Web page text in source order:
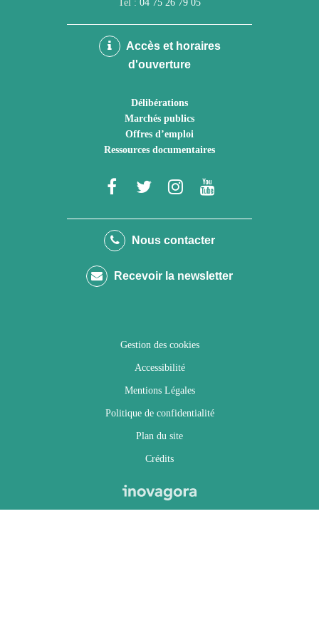
Tel : 04 75 26 79 05
Accès et horaires
d'ouverture
Délibérations
Marchés publics
Offres d’emploi
Ressources documentaires
Lien
le
Facebook
Lien
le
Twitter
Lien
le
Instagram
Youtube
Nous contacter
Recevoir la newsletter
Gestion des cookies
Accessibilité
Mentions Légales
Politique de confidentialité
Plan du site
Crédits